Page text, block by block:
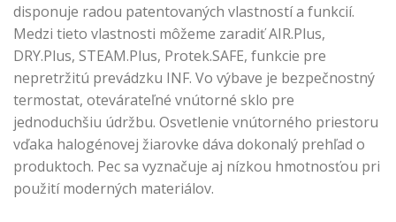
disponuje radou patentovaných vlastností a funkcií.
Medzi tieto vlastnosti môžeme zaradiť AIR.Plus,
DRY.Plus, STEAM.Plus, Protek.SAFE, funkcie pre
nepretržitú prevádzku INF. Vo výbave je bezpečnostný
termostat, otevárateľné vnútorné sklo pre
jednoduchšiu údržbu. Osvetlenie vnútorného priestoru
vďaka halogénovej žiarovke dáva dokonalý prehľad o
produktoch. Pec sa vyznačuje aj nízkou hmotnosťou pri
použití moderných materiálov.